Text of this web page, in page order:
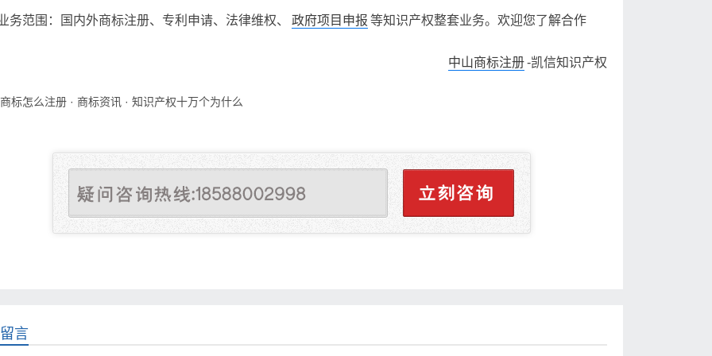
务范围：国内外商标注册、专利申请、法律维权、 政府项目申报 等知识产权整套业务。欢迎您了解合作
中山商标注册-凯信知识产权
商标怎么注册 · 商标资讯 · 知识产权十万个为什么
言